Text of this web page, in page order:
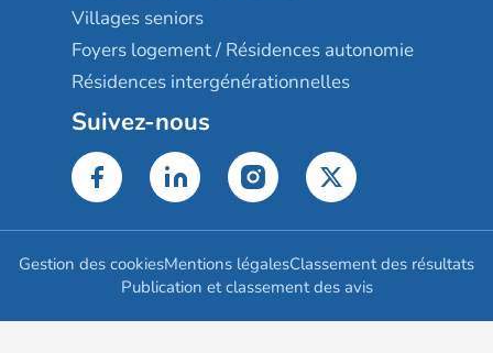
Villages seniors
Foyers logement / Résidences autonomie
Résidences intergénérationnelles
Suivez-nous
Gestion des cookiesMentions légalesClassement des résultats
Publication et classement des avis